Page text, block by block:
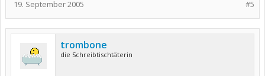
#5
19. September 2005
trombone
die Schreibtischtäterin